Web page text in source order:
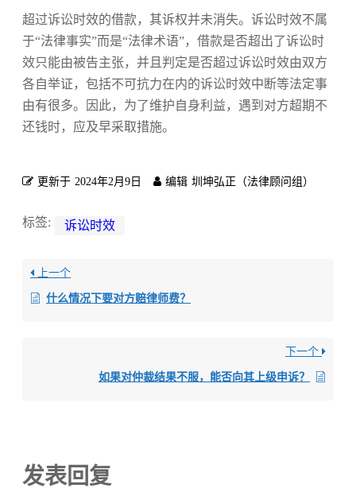
超过诉讼时效的借款，其诉权并未消失。诉讼时效不属
于“法律事实”而是“法律术语”，借款是否超出了诉讼时
效只能由被告主张，并且判定是否超过诉讼时效由双方
各自举证，包括不可抗力在内的诉讼时效中断等法定事
由有很多。因此，为了维护自身利益，遇到对方超期不
还钱时，应及早采取措施。
更新于 2024年2月9日 编辑 圳坤弘正（法律顾问组）
标签: 诉讼时效
上一个
什么情况下要对方赔律师费？
下一个
如果对仲裁结果不服，能否向其上级申诉？
发表回复